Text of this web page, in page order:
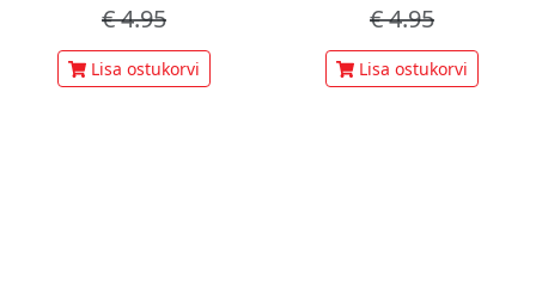
€4.95
Lisa ostukorvi
€4.95
Lisa ostukorvi